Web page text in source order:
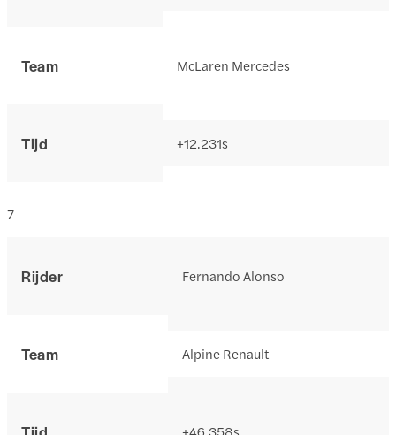
Team
Tijd
McLaren Mercedes
+12.231s
Rijder
Team
7
Fernando Alonso
Alpine Renault